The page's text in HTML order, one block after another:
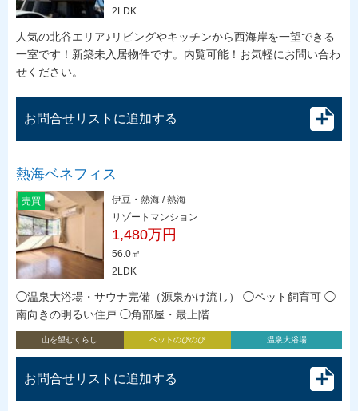
2LDK
人気の北谷エリア♪リビングやキッチンから西海岸を一望できる
一室です！新築未入居物件です。内覧可能！お気軽にお問い合わ
せください。
お問合せリストに追加する
熱海ベネフィス
売買
伊豆・熱海 / 熱海
リゾートマンション
1,480万円
56.0㎡
2LDK
◯温泉大浴場・サウナ完備（源泉かけ流し） ◯ペット飼育可 ◯
南向きの明るい住戸 ◯角部屋・最上階
山を望むくらし ペットのびのび 温泉大浴場
お問合せリストに追加する